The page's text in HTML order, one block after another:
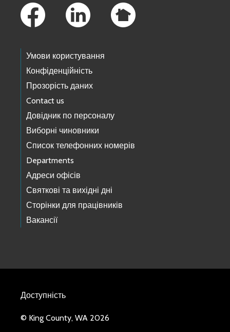
Умови користування
Конфіденційність
Прозорість даних
Contact us
Довідник по персоналу
Виборні чиновники
Список телефонних номерів
Departments
Адреси офісів
Святкові та вихідні дні
Сторінки для працівників
Вакансії
Доступність
© King County, WA 2026